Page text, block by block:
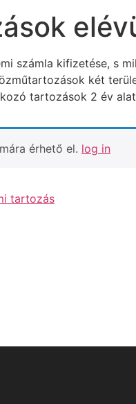
számla kifizetése, s
két
tartozások 2 év
érhető el. log in
tartozás